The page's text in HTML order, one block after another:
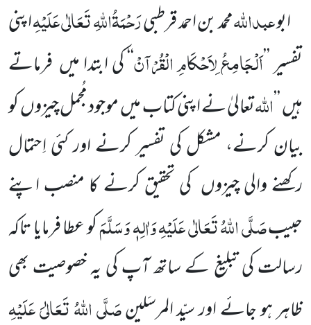
ابوعبداللّٰہمحمد بن احمد قرطبیرَحْمَۃُاللّٰہِ تَعَالٰی عَلَیْہِاپنی
تفسیر ’’اَلْجَامِعُ لِاَحْکَامِ الْقُرْآنْ‘‘ کی ابتدا میں فرماتے
ہیں’’اللّٰہتعالیٰ نے اپنی کتاب میںموجود مُجمل چیزوںکو
بیان کرنے، مشکل کی تفسیر کرنے اور کئی اِحتمال
رکھنے والی چیزوں کی تحقیق کرنے کا منصب اپنے
حبیبصَلَّی اللّٰہُ تَعَالٰی عَلَیْہِ وَاٰلِہٖ وَسَلَّمَکو عطا فرمایا تاکہ
رسالت کی تبلیغ کے ساتھ آپ کی یہ خصوصیتبھی
ظاہر ہو جائے اورسیّد المرسَلینصَلَّی اللّٰہُ تَعَالٰیَ عَلَیْہِ